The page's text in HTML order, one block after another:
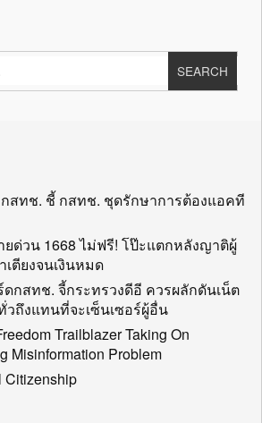
สทช. ชี้ กสทช. ชุดรักษาการต้องแอคที
ด่วน 1668 ไม่ฟรี! โป๊ะแตกหลังญาติผู้
ตียงจนเงินหมด
กสทช. จี้กระทรวงดีอี ควรผลักดันเน็ต
วถึงแทนที่จะเซ็นเซอร์ผู้อื่น
Trailblazer Taking On
Misinformation Problem
Citizenship